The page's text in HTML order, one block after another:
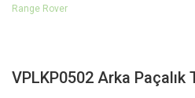
VPLKP0502 Arka Paçalık